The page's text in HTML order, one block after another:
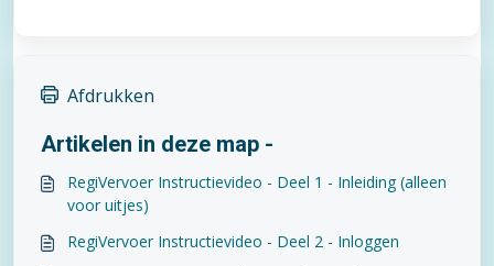
Afdrukken
Artikelen in deze map -
RegiVervoer Instructievideo - Deel 1 - Inleiding (alleen
voor uitjes)
RegiVervoer Instructievideo - Deel 2 - Inloggen